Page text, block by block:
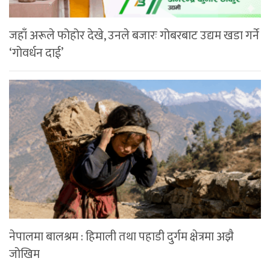
जहाँ अरूले फोहोर देखे, उनले बजारः गोबरबाट उद्यम खडा गर्ने
‘गोवर्धन दाई’
नेपालमा बालश्रम : हिमाली तथा पहाडी दुर्गम क्षेत्रमा अझै
जोखिम